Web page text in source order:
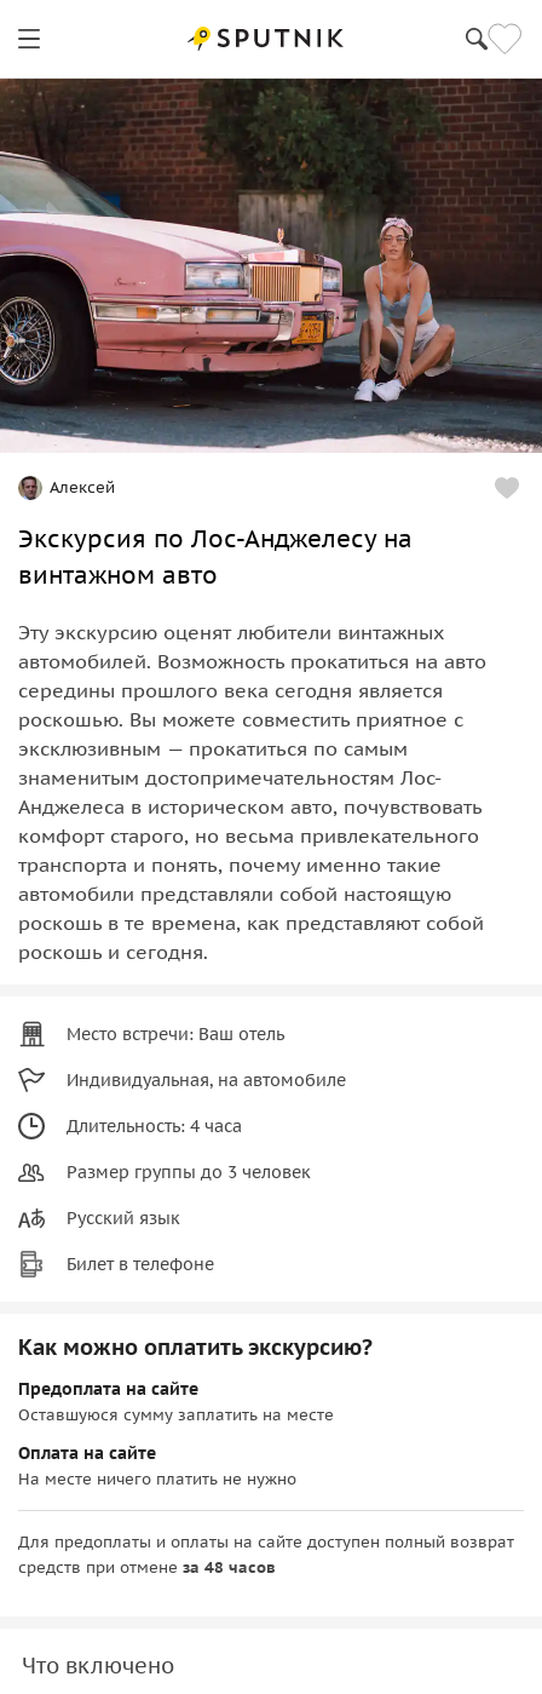
Алексей
Экскурсия по Лос-Анджелесу на
винтажном авто
Эту экскурсию оценят любители винтажных
автомобилей. Возможность прокатиться на авто
середины прошлого века сегодня является
роскошью. Вы можете совместить приятное с
эксклюзивным — прокатиться по самым
знаменитым достопримечательностям Лос-
Анджелеса в историческом авто, почувствовать
комфорт старого, но весьма привлекательного
транспорта и понять, почему именно такие
автомобили представляли собой настоящую
роскошь в те времена, как представляют собой
роскошь и сегодня.
Место встречи: Ваш отель
Индивидуальная, на автомобиле
Длительность: 4 часа
Размер группы до 3 человек
Русский язык
Билет в телефоне
Как можно оплатить экскурсию?
Предоплата на сайте
Оставшуюся сумму заплатить на месте
Оплата на сайте
На месте ничего платить не нужно
Для предоплаты и оплаты на сайте доступен полный возврат
средств при отмене за 48 часов
Что включено